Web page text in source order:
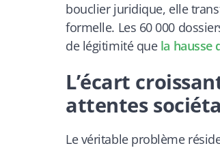
bouclier juridique, elle
formelle. Les 60 000
de légitimité que la hausse
L’écart
attentes
Le véritable problème